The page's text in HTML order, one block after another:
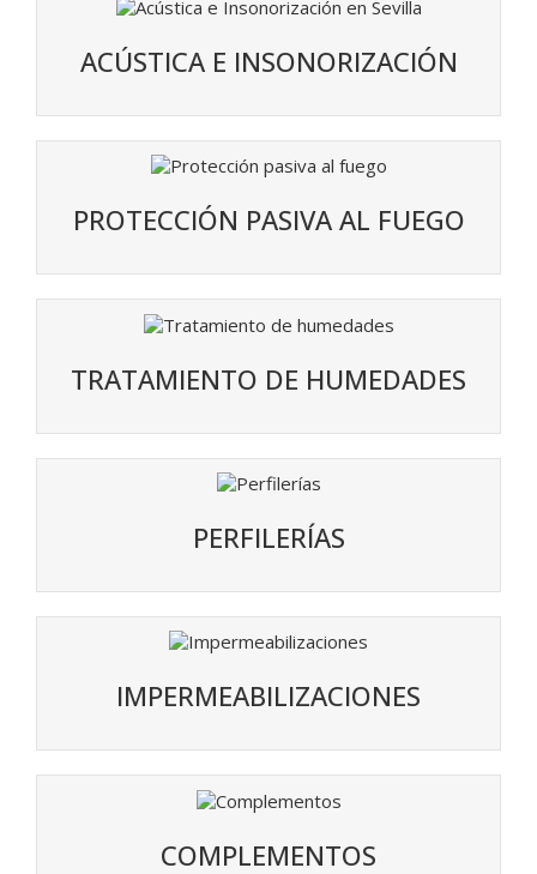
ACÚSTICA E INSONORIZACIÓN
PROTECCIÓN PASIVA AL FUEGO
TRATAMIENTO DE HUMEDADES
PERFILERÍAS
IMPERMEABILIZACIONES
COMPLEMENTOS